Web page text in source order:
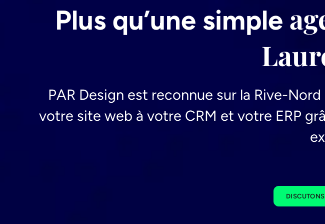
Plus qu’une simple
PAR Design est reconnue sur la Rive-
votre site web à votre CRM et votre ERP